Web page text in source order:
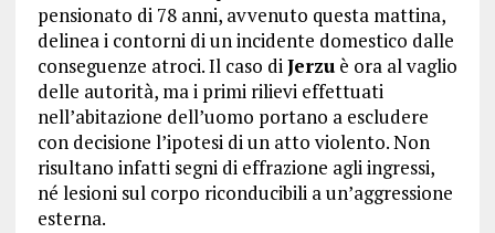
pensionato di 78 anni, avvenuto questa mattina,
delinea i contorni di un incidente domestico dalle
conseguenze atroci. Il caso diJerzuè ora al vaglio
delle autorità, ma i primi rilievi effettuati
nell’abitazione dell’uomo portano a escludere
con decisione l’ipotesi di un atto violento. Non
risultano infatti segni di effrazione agli ingressi,
né lesioni sul corpo riconducibili a un’aggressione
esterna.